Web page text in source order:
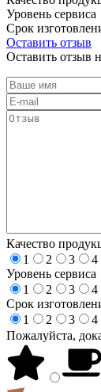
Уровень сервиса
Срок
Оставить отзыв
Оставить отзыв
Качество
1
2 3 4
Уровень сервиса
1
2 3 4
Срок
1
2 3 4
Пожалуйста,